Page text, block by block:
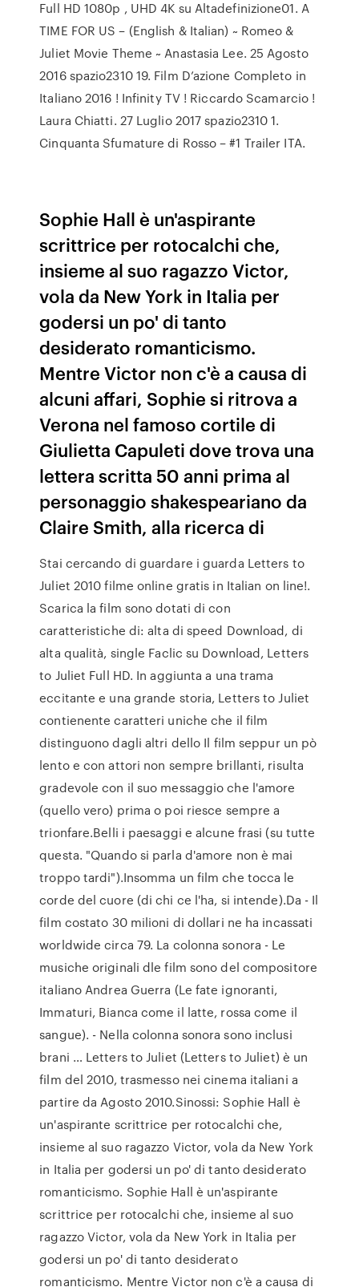
Full HD 1080p , UHD 4K su Altadefinizione01. A
TIME FOR US – (English & Italian) ~ Romeo &
Juliet Movie Theme ~ Anastasia Lee. 25 Agosto
2016 spazio2310 19. Film D’azione Completo in
Italiano 2016 ! Infinity TV ! Riccardo Scamarcio !
Laura Chiatti. 27 Luglio 2017 spazio2310 1.
Cinquanta Sfumature di Rosso – #1 Trailer ITA.
Sophie Hall è un'aspirante
scrittrice per rotocalchi che,
insieme al suo ragazzo Victor,
vola da New York in Italia per
godersi un po' di tanto
desiderato romanticismo.
Mentre Victor non c'è a causa di
alcuni affari, Sophie si ritrova a
Verona nel famoso cortile di
Giulietta Capuleti dove trova una
lettera scritta 50 anni prima al
personaggio shakespeariano da
Claire Smith, alla ricerca di
Stai cercando di guardare i guarda Letters to
Juliet 2010 filme online gratis in Italian on line!.
Scarica la film sono dotati di con
caratteristiche di: alta di speed Download, di
alta qualità, single Faclic su Download, Letters
to Juliet Full HD. In aggiunta a una trama
eccitante e una grande storia, Letters to Juliet
contienente caratteri uniche che il film
distinguono dagli altri dello Il film seppur un pò
lento e con attori non sempre brillanti, risulta
gradevole con il suo messaggio che l'amore
(quello vero) prima o poi riesce sempre a
trionfare.Belli i paesaggi e alcune frasi (su tutte
questa. "Quando si parla d'amore non è mai
troppo tardi").Insomma un film che tocca le
corde del cuore (di chi ce l'ha, si intende).Da - Il
film costato 30 milioni di dollari ne ha incassati
worldwide circa 79. La colonna sonora - Le
musiche originali dle film sono del compositore
italiano Andrea Guerra (Le fate ignoranti,
Immaturi, Bianca come il latte, rossa come il
sangue). - Nella colonna sonora sono inclusi
brani … Letters to Juliet (Letters to Juliet) è un
film del 2010, trasmesso nei cinema italiani a
partire da Agosto 2010.Sinossi: Sophie Hall è
un'aspirante scrittrice per rotocalchi che,
insieme al suo ragazzo Victor, vola da New York
in Italia per godersi un po' di tanto desiderato
romanticismo. Sophie Hall è un'aspirante
scrittrice per rotocalchi che, insieme al suo
ragazzo Victor, vola da New York in Italia per
godersi un po' di tanto desiderato
romanticismo. Mentre Victor non c'è a causa di